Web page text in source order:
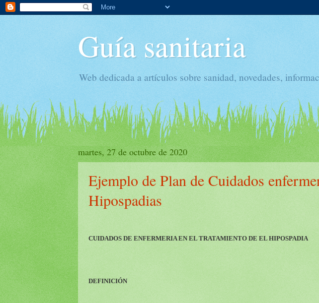
Guía sanitaria
Web dedicada a artículos sobre sanidad, novedades,
martes, 27 de octubre de 2020
Ejemplo de Plan de Cuidados
Hipospadias
CUIDADOS DE ENFERMERIA EN EL TRATAMIENTO DE EL HIPOSPADIA
DEFINICIÓN